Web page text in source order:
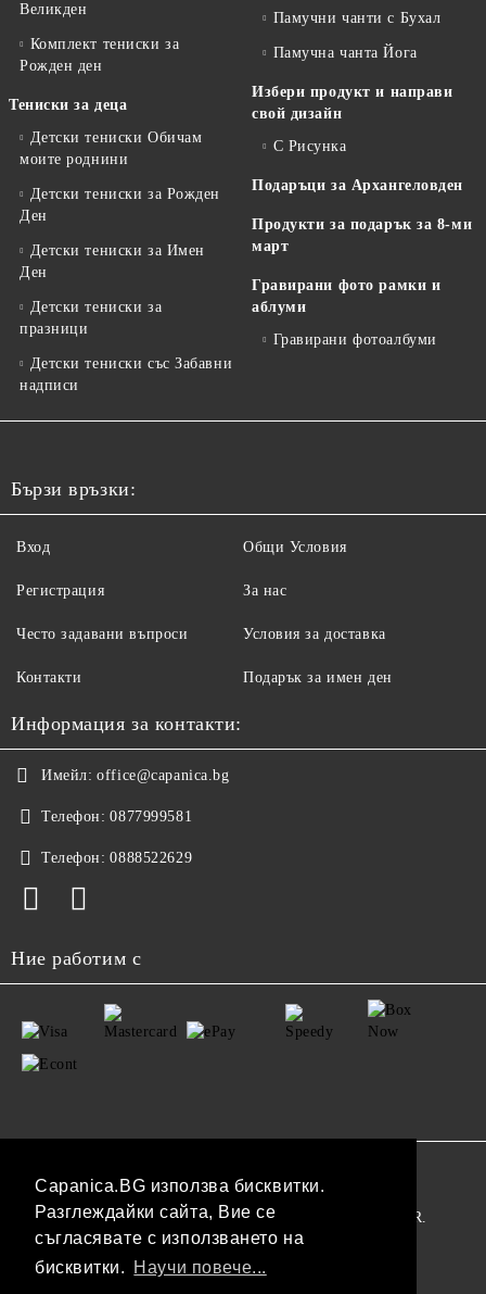
Capanica.BG използва бисквитки.
Разглеждайки сайта, Вие се
съгласявате с използването на
бисквитки.
Научи повече...
Великден
Комплект тениски за
Рожден ден
Тениски за деца
Детски тениски Обичам
моите роднини
Детски тениски за Рожден
Ден
Детски тениски за Имен
Ден
Детски тениски за
празници
Детски тениски със Забавни
надписи
Памучни чанти с Бухал
Памучна чанта Йога
Избери продукт и направи
свой дизайн
С Рисунка
Подаръци за Архангеловден
Продукти за подарък за 8-ми
март
Гравирани фото рамки и
аблуми
Гравирани фотоалбуми
Бързи връзки:
Вход
Регистрация
Често задавани въпроси
Контакти
Общи Условия
За нас
Условия за доставка
Подарък за имен ден
Информация за контакти:
Имейл: office@capanica.bg
Телефон: 0877999581
Телефон: 0888522629
Ние работим с
Нашият онлайн магазин е 100% съобразен с GDPR.